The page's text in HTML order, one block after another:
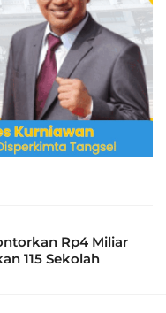
Rp4 Miliar
115 Sekolah